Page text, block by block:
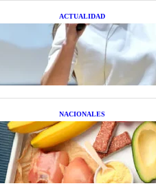
ACTUALIDAD
La startup creada
salteña que busca
estrés financiero en
Latinoamérica
NACIONALES
Nutrición inteligente:
superalimentos de
que deberías sumar
este mes